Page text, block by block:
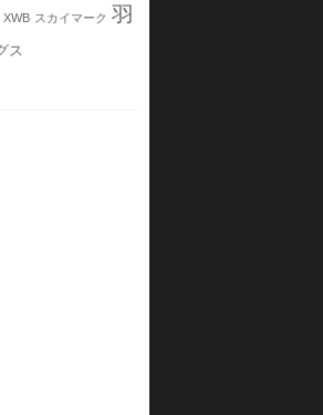
XWB スカイマーク 羽
ス